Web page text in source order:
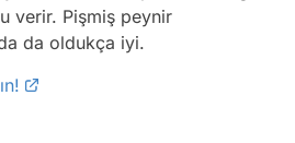
verir. Pişmiş peynir
da oldukça iyi.